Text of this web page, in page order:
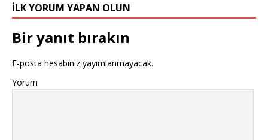
İLK YORUM YAPAN OLUN
Bir yanıt bırakın
E-posta hesabınız yayımlanmayacak.
Yorum